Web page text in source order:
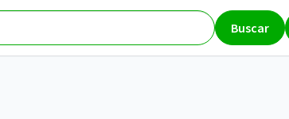
Buscar
300AB-39 C – Delta Electronics (Desktop / Server)